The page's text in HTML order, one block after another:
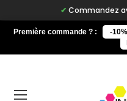
Commandez
Première commande ? : -10%